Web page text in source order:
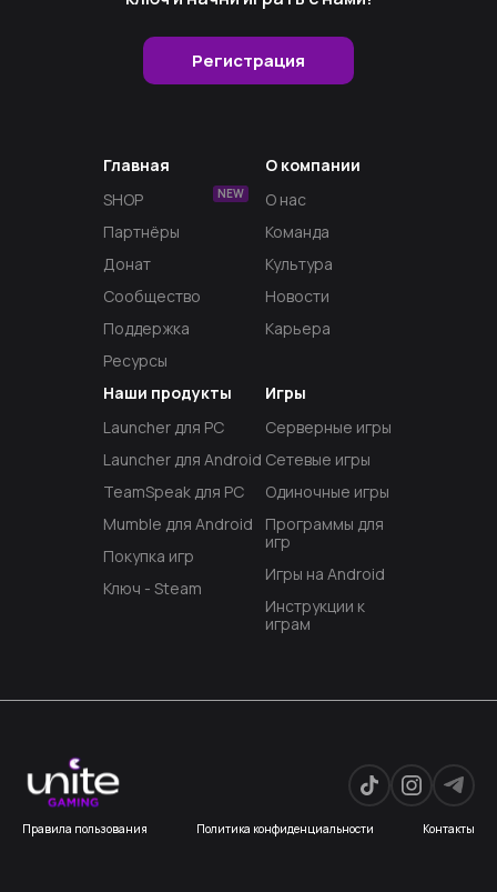
Регистрация
Главная
SHOP
NEW
Партнёры
Донат
Сообщество
Поддержка
Ресурсы
Наши продукты
Launcher для PC
Launcher для Android
TeamSpeak для PC
Mumble для Android
Покупка игр
Ключ - Steam
Игры
Серверные игры
Сетевые игры
Одиночные игры
Программы для
игр
Игры на Android
Инструкции к
играм
О компании
О нас
Команда
Культура
Новости
Карьера
Правила пользования Политика конфиденциальности Контакты